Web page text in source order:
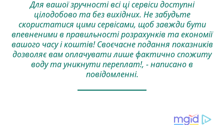
Для вашої зручності всі ці сервіси доступні
цілодобово та без вихідних. Не забудьте
скористатися цими сервісами, щоб завжди бути
впевненими в правильності розрахунків та економії
вашого часу і коштів! Своєчасне подання показників
дозволяє вам оплачувати лише фактично спожиту
воду та уникнути переплат!, - написано в
повідомленні.